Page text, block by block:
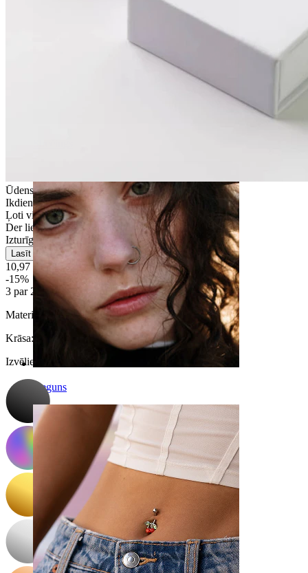
Deguns
Ūdensizturīga
Ikdienas lietošana
Ļoti vienkārša
Der lielākajai daļai ādas tipu
Izturīga
Lasīt vairāk
10,97 €12,90 €
-15%
3 par 2
Materiāls:
Ķirurģiskais tērauds
Krāsa:
Izvēlieties Krāsa